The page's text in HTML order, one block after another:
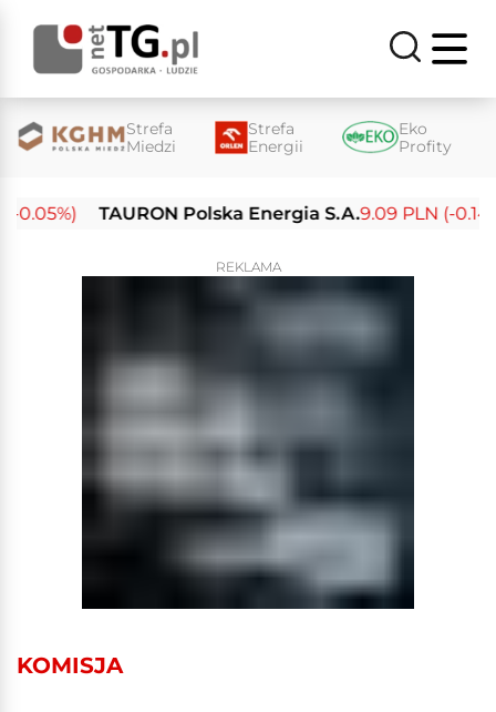
Strefa
Miedzi
Strefa
Energii
Eko
Profity
TAURON Polska Energia S.A.9.09 PLN (-0.14%)
REKLAMA
KOMISJA